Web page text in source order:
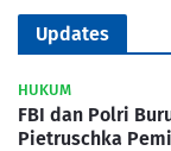
Updates
HUKUM
FBI dan Polri
Pietruschka